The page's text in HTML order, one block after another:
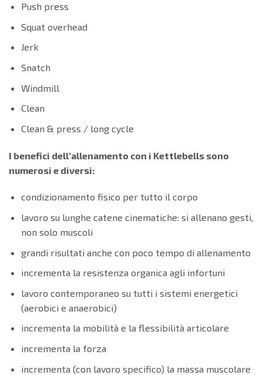
Push press
Squat overhead
Jerk
Snatch
Windmill
Clean
Clean & press / long cycle
I benefici dell’allenamento con i Kettlebells sono
numerosi e diversi:
condizionamento fisico per tutto il corpo
lavoro su lunghe catene cinematiche: si allenano gesti,
non solo muscoli
grandi risultati anche con poco tempo di allenamento
incrementa la resistenza organica agli infortuni
lavoro contemporaneo su tutti i sistemi energetici
(aerobici e anaerobici)
incrementa la mobilità e la flessibilità articolare
incrementa la forza
incrementa (con lavoro specifico) la massa muscolare